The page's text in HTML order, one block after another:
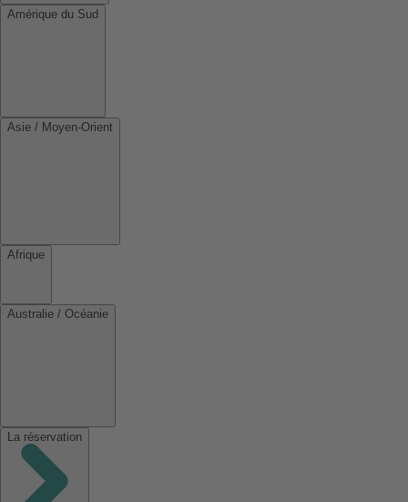
Amérique du Sud
Asie / Moyen-Orient
Afrique
Australie / Océanie
La réservation